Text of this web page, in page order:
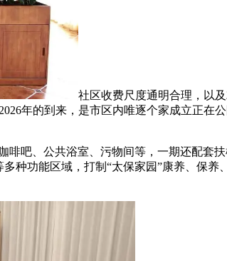
社区收费尺度通明合理，以
年的到来，是市区内唯逐个家成立正在
吧、公共浴室、污物间等，一期还配套
功能区域，打制“太保家园”康养、保养